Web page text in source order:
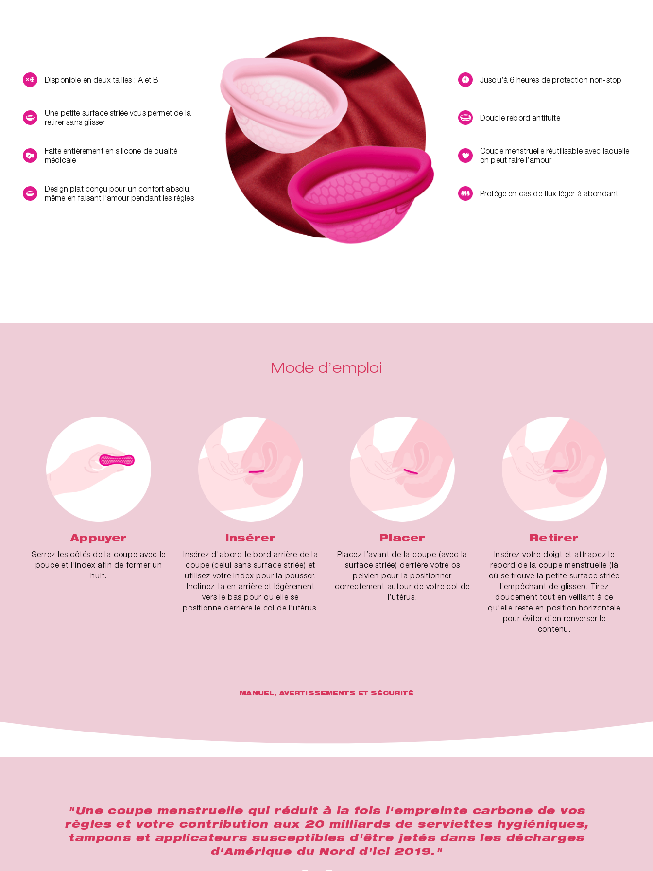
Disponible en deux tailles : A et B
Une petite surface striée vous permet de la
retirer sans glisser
Faite entièrement en silicone de qualité
médicale
Design plat conçu pour un confort absolu,
même en faisant l’amour pendant les règles
Jusqu’à 6 heures de protection non-stop
Double rebord antifuite
Coupe menstruelle réutilisable avec laquelle
on peut faire l’amour
Protège en cas de flux léger à abondant
Mode d’emploi
Appuyer
Serrez les côtés de la coupe avec le
pouce et l’index afin de former un
huit.
Insérer
Insérez d'abord le bord arrière de la
coupe (celui sans surface striée) et
utilisez votre index pour la pousser.
Inclinez-la en arrière et légèrement
vers le bas pour qu’elle se
positionne derrière le col de l’utérus.
Placer
Placez l’avant de la coupe (avec la
surface striée) derrière votre os
pelvien pour la positionner
correctement autour de votre col de
l’utérus.
Retirer
Insérez votre doigt et attrapez le
rebord de la coupe menstruelle (là
où se trouve la petite surface striée
l’empêchant de glisser). Tirez
doucement tout en veillant à ce
qu’elle reste en position horizontale
pour éviter d’en renverser le
contenu.
MANUEL, AVERTISSEMENTS ET SÉCURITÉ
"Une coupe menstruelle qui réduit à la fois l'empreinte carbone de vos
règles et votre contribution aux 20 milliards de serviettes hygiéniques,
tampons et applicateurs susceptibles d'être jetés dans les décharges
d'Amérique du Nord d'ici 2019."